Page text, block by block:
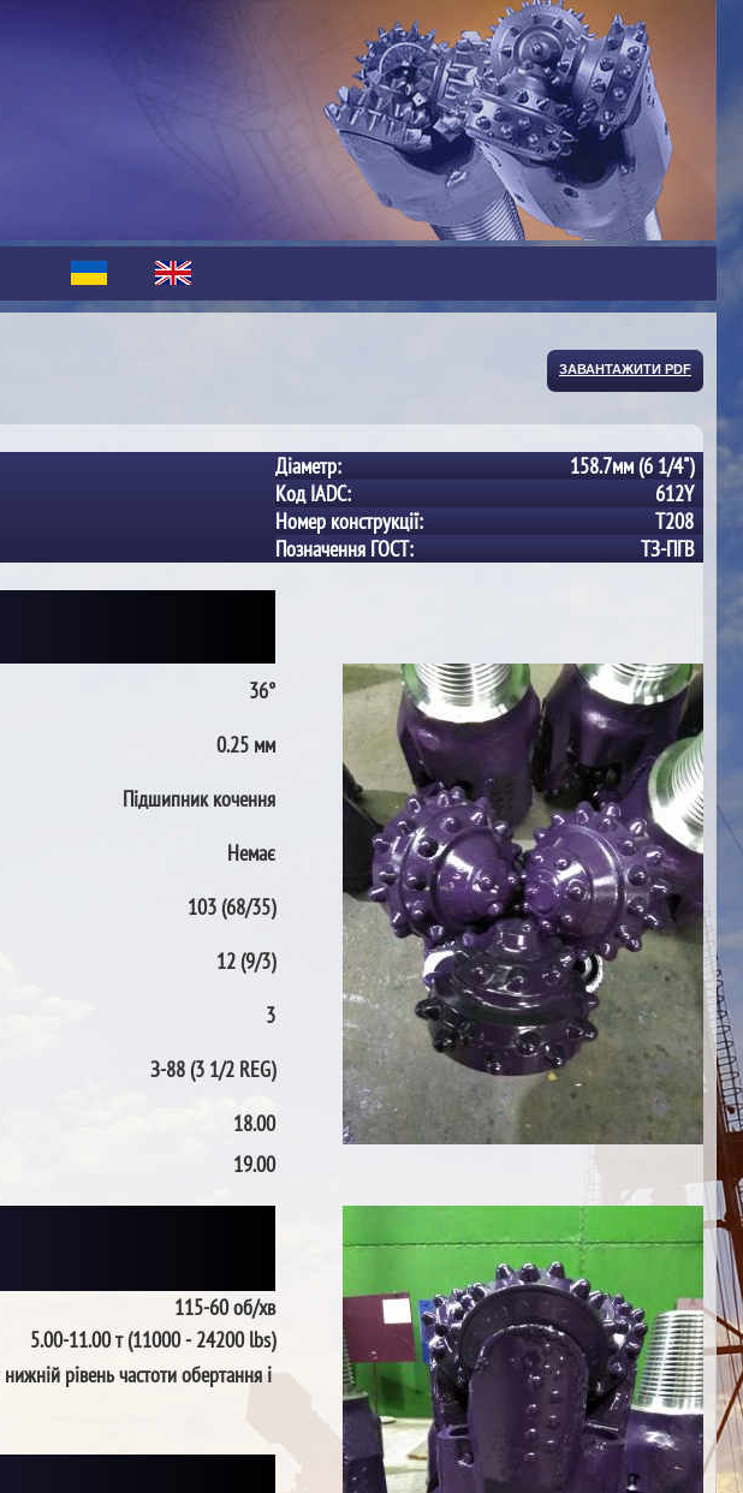
ЗАВАНТАЖИТИ PDF
Діаметр:
158.7мм (6 1/4")
Код IADC:
612Y
Номер конструкції:
T208
Позначення ГОСТ:
ТЗ-ПГВ
36°
0.25 мм
Підшипник кочення
Немає
103 (68/35)
12 (9/3)
3
З-88 (3 1/2 REG)
18.00
19.00
115-60 об/хв
5.00-11.00 т (11000 - 24200 lbs)
рівень частоти обертання і